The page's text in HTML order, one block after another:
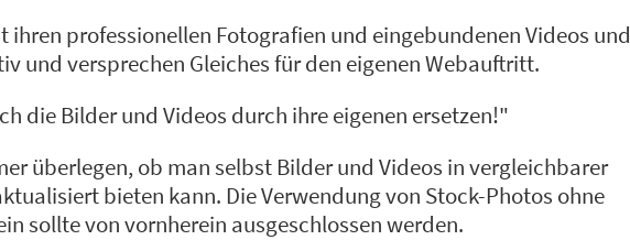
ihren professionellen Fotografien und eingebundenen Videos und
und versprechen Gleiches für den eigenen Webauftritt.
die Bilder und Videos durch ihre eigenen ersetzen!"
überlegen, ob man selbst Bilder und Videos in vergleichbarer
bieten kann. Die Verwendung von Stock-Photos ohne
sollte von vornherein ausgeschlossen werden.